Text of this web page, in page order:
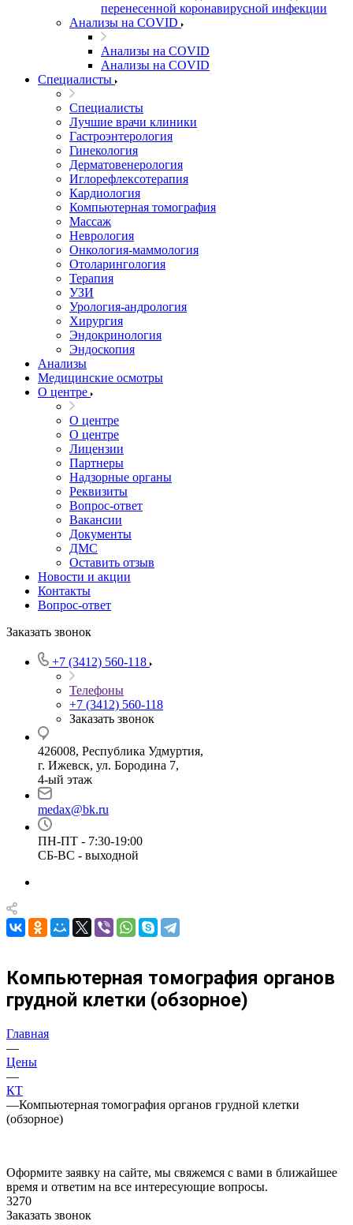
перенесенной коронавирусной инфекции
Анализы на COVID
Анализы на COVID
Анализы на COVID
Специалисты
Специалисты
Лучшие врачи клиники
Гастроэнтерология
Гинекология
Дерматовенерология
Иглорефлексотерапия
Кардиология
Компьютерная томография
Массаж
Неврология
Онкология-маммология
Отоларингология
Терапия
УЗИ
Урология-андрология
Хирургия
Эндокринология
Эндоскопия
Анализы
Медицинские осмотры
О центре
О центре
О центре
Лицензии
Партнеры
Надзорные органы
Реквизиты
Вопрос-ответ
Вакансии
Документы
ДМС
Оставить отзыв
Новости и акции
Контакты
Вопрос-ответ
Заказать звонок
+7 (3412) 560-118
Телефоны
+7 (3412) 560-118
Заказать звонок
426008, Республика Удмуртия,
г. Ижевск, ул. Бородина 7,
4-ый этаж
medax@bk.ru
ПН-ПТ - 7:30-19:00
СБ-ВС - выходной
Компьютерная томография органов
грудной клетки (обзорное)
Главная
—
Цены
—
КТ
—Компьютерная томография органов грудной клетки
(обзорное)
Оформите заявку на сайте, мы свяжемся с вами в ближайшее
время и ответим на все интересующие вопросы.
3270
Заказать звонок